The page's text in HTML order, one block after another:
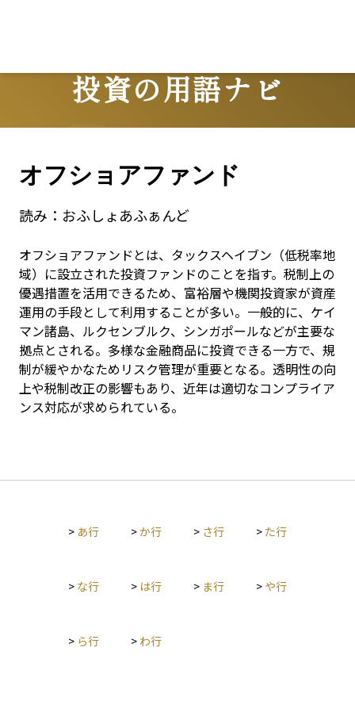
投資の用語ナビ
Terms
オフショアファンド
読み： おふしょあふぁんど
オフショアファンドとは、タックスヘイブン（低税率地
域）に設立された投資ファンドのことを指す。税制上の
優遇措置を活用できるため、富裕層や機関投資家が資産
運用の手段として利用することが多い。一般的に、ケイ
マン諸島、ルクセンブルク、シンガポールなどが主要な
拠点とされる。多様な金融商品に投資できる一方で、規
制が緩やかなためリスク管理が重要となる。透明性の向
上や税制改正の影響もあり、近年は適切なコンプライア
ンス対応が求められている。
> あ行 >か行 > さ行 > た行
> な行 > は行 > ま行 > や行
> ら行 > わ行